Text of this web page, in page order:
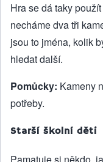
Hra se dá taky
necháme dva tři
jsou to jména, kolik
hledat další.
Pomůcky: Kameny
potřeby.
Starší školní děti